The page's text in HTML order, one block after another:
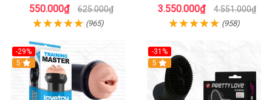
giác mới
550.000₫ 625.000₫
(965)
Khiển App
3.550.000₫ 4.551.000₫
(958)
-29%
Hot
5
-31%
5